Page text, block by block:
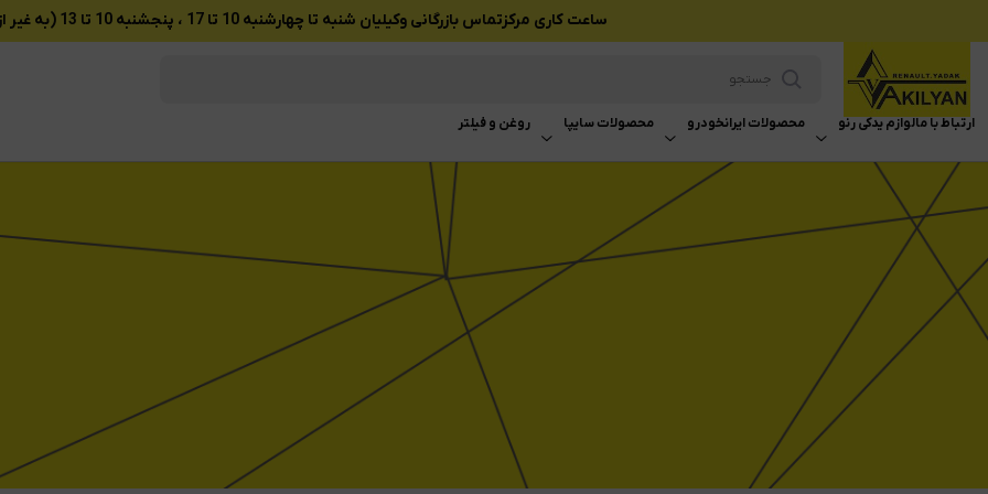
ساعت کاری مرکزتماس بازرگانی وکیلیان شنبه تا چهارشنبه 10 تا 17 ، پنجشنبه 10 تا 13 (به غیر از تعطیلات رسمی)
ارتباط با مالوازم یدکی رنو محصولات ایرانخودرو محصولات سایپا روغن و فیلتر